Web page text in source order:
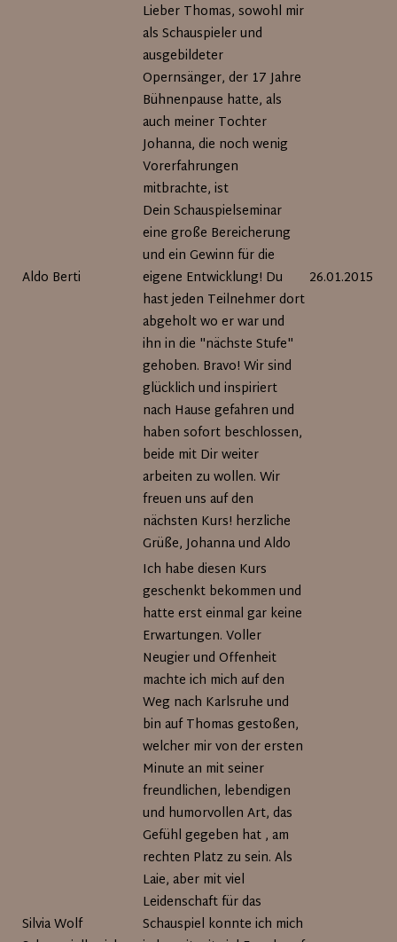
Aldo Berti
Lieber Thomas, sowohl mir
als Schauspieler und
ausgebildeter
Opernsänger, der 17 Jahre
Bühnenpause hatte, als
auch meiner Tochter
Johanna, die noch wenig
Vorerfahrungen
mitbrachte, ist
Dein Schauspielseminar
eine große Bereicherung
und ein Gewinn für die
eigene Entwicklung! Du
hast jeden Teilnehmer dort
abgeholt wo er war und
ihn in die "nächste Stufe"
gehoben. Bravo! Wir sind
glücklich und inspiriert
nach Hause gefahren und
haben sofort beschlossen,
beide mit Dir weiter
arbeiten zu wollen. Wir
freuen uns auf den
nächsten Kurs! herzliche
Grüße, Johanna und Aldo
26.01.2015
Silvia Wolf
Ich habe diesen Kurs
geschenkt bekommen und
hatte erst einmal gar keine
Erwartungen. Voller
Neugier und Offenheit
machte ich mich auf den
Weg nach Karlsruhe und
bin auf Thomas gestoßen,
welcher mir von der ersten
Minute an mit seiner
freundlichen, lebendigen
und humorvollen Art, das
Gefühl gegeben hat , am
rechten Platz zu sein. Als
Laie, aber mit viel
Leidenschaft für das
Schauspiel konnte ich mich